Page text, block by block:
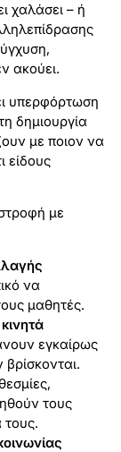
χαλάσει – ή
ακούει.
υπερφόρτωση
δημιουργία
με ποιον να
είδους
με
να
μαθητές.
εγκαίρως
τους